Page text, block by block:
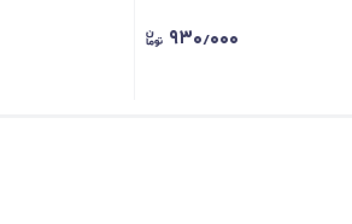
۹۳۰٫۰۰۰